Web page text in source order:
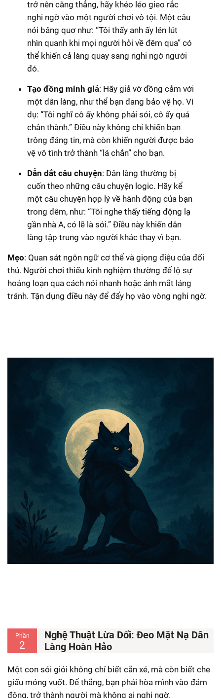
trở nên căng thẳng, hãy khéo léo gieo rắc
nghi ngờ vào một người chơi vô tội. Một câu
nói bâng quơ như: “Tôi thấy anh ấy lén lút
nhìn quanh khi mọi người hỏi về đêm qua” có
thể khiến cả làng quay sang nghi ngờ người
đó.
Tạo đồng minh giả: Hãy giả vờ đồng cảm với
một dân làng, như thể bạn đang bảo vệ họ. Ví
dụ: “Tôi nghĩ cô ấy không phải sói, cô ấy quá
chân thành.” Điều này không chỉ khiến bạn
trông đáng tin, mà còn khiến người được bảo
vệ vô tình trở thành “lá chắn” cho bạn.
Dẫn dắt câu chuyện: Dân làng thường bị
cuốn theo những câu chuyện logic. Hãy kể
một câu chuyện hợp lý về hành động của bạn
trong đêm, như: “Tôi nghe thấy tiếng động lạ
gần nhà A, có lẽ là sói.” Điều này khiến dân
làng tập trung vào người khác thay vì bạn.
Mẹo: Quan sát ngôn ngữ cơ thể và giọng điệu của đối
thủ. Người chơi thiếu kinh nghiệm thường để lộ sự
hoảng loạn qua cách nói nhanh hoặc ánh mắt lảng
tránh. Tận dụng điều này để đẩy họ vào vòng nghi ngờ.
Phần
2
Nghệ Thuật Lừa Dối: Đeo Mặt Nạ Dân
Làng Hoàn Hảo
Một con sói giỏi không chỉ biết cắn xé, mà còn biết che
giấu móng vuốt. Để thắng, bạn phải hòa mình vào đám
đông, trở thành người mà không ai nghi ngờ.